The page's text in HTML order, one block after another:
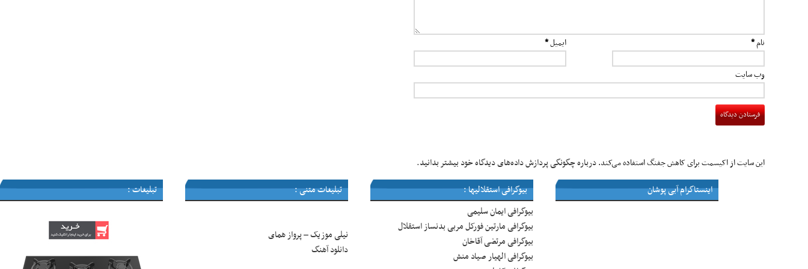
نام* ایمیل*
وب‌ سایت
این سایت از اکیسمت برای کاهش جفنگ استفاده می‌کند.درباره چگونگی پردازش داده‌های دیدگاه خود بیشتر بدانید.
تبلیغات :
تبلیغات متنی :
نیلی موزیک–پرواز همای
دانلود آهنگ
بیوگرافی استقلالیها :
بیوگرافی ایمان سلیمی
بیوگرافی مارتین فورکل مربی بدنساز استقلال
بیوگرافی مرتضی آقاخان
بیوگرافی الهیار صیاد منش
اینستاگرام آبی پوشان